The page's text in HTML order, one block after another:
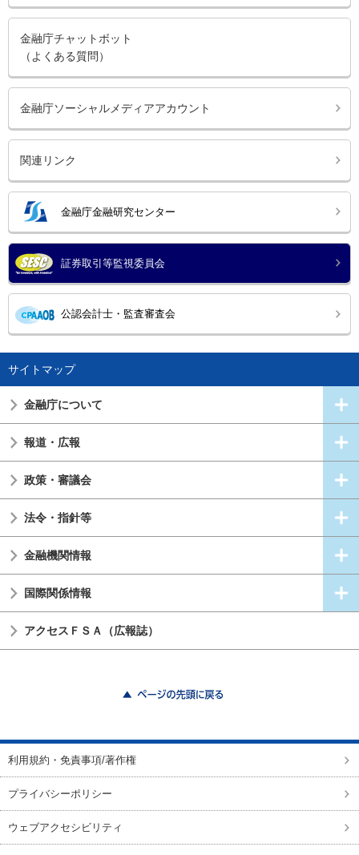
金融庁チャットボット
（よくある質問）
金融庁ソーシャルメディアアカウント
関連リンク
金融庁金融研究センター
証券取引等監視委員会
公認会計士・監査審査会
サイトマップ
金融庁について
報道・広報
政策・審議会
法令・指針等
金融機関情報
国際関係情報
アクセスＦＳＡ（広報誌）
利用規約・免責事項/著作権
プライバシーポリシー
ウェブアクセシビリティ